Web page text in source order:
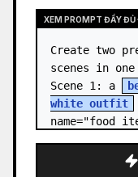
XEM PROMPT ĐẦY ĐỦ
Create two
scenes in
Scene 1: a
white outfit
name="food